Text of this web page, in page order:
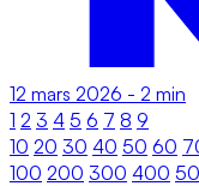
12 mars 2026 - 2 min
1 2 3 4 5 6 7 8 9
10 20 30 40 50 60
100 200 300 400